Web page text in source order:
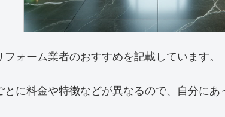
ォーム業者のおすすめを記載しています。
とに料金や特徴などが異なるので、自分に